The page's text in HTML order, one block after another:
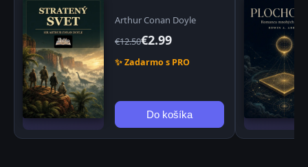
Arthur Conan Doyle
€12.50€2.99
✨ Zadarmo s PRO
Do košíka